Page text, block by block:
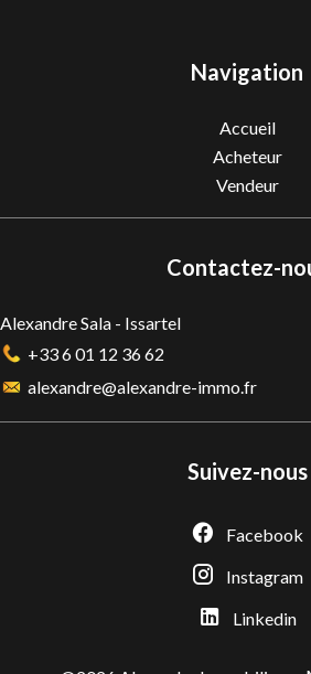
Navigation
Accueil
Acheteur
Vendeur
Contactez-
Alexandre Sala - Issartel
+33 6 01 12 36 62
alexandre@alexandre-immo.fr
Suivez-nous
Facebook
Instagram
Linkedin